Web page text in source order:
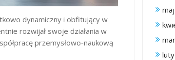
dynamiczny i obfitujący w
rozwijał swoje działania w
przemysłowo-naukową